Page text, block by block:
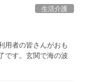
生活介護
用者の皆さんがおも
です。玄関で海の波